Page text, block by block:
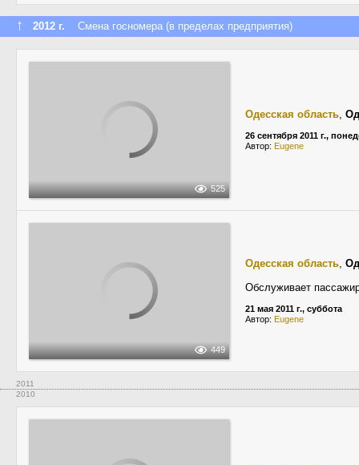
↑ 2012 г. Смена госномера (в пределах предприятия)
525
Одесская область,
26 сентября 2011 г.,
Автор: Eugene
449
Одесская область,
Обслуживает
21 мая 2011 г., суббота
Автор: Eugene
2011
2010